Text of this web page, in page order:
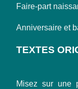
Faire-part
Anniversaire et
TEXTES
Misez sur une